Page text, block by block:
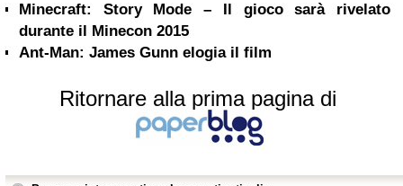
Minecraft: Story Mode – Il gioco sarà rivelato
durante il Minecon 2015
Ant-Man: James Gunn elogia il film
Ritornare alla prima pagina di